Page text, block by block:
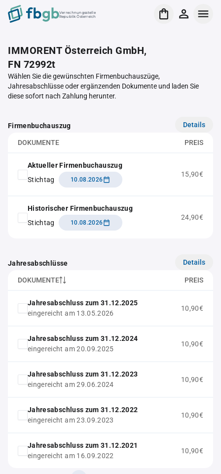
Verrechnungsstelle
Republik Österreich
IMMORENT Österreich GmbH,
FN 72992t
Wählen Sie die gewünschten Firmenbuchauszüge,
Jahresabschlüsse oder ergänzenden Dokumente und laden Sie
diese sofort nach Zahlung herunter.
Firmenbuchauszug Details
DOKUMENTE PREIS
Aktueller Firmenbuchauszug
Stichtag
10.08.2026
15,90€
Historischer Firmenbuchauszug
Stichtag
10.08.2026
24,90€
Jahresabschlüsse Details
DOKUMENTE PREIS
Jahresabschluss zum 31.12.2025
eingereicht am 13.05.2026
10,90€
Jahresabschluss zum 31.12.2024
eingereicht am 20.09.2025
10,90€
Jahresabschluss zum 31.12.2023
eingereicht am 29.06.2024
10,90€
Jahresabschluss zum 31.12.2022
eingereicht am 23.09.2023
10,90€
Jahresabschluss zum 31.12.2021
eingereicht am 16.09.2022
10,90€